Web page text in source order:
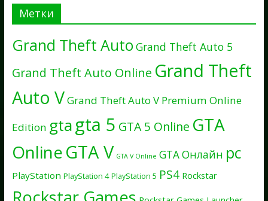
Метки
Grand Theft Auto Grand Theft Auto 5
Grand Theft Auto Online Grand Theft
Auto VGrand Theft Auto V Premium Online
Edition gtagta 5 GTA 5 Online GTA
OnlineGTA V GTA V Online GTA Онлайн pc
PlayStation PlayStation 4 PlayStation 5 PS4 Rockstar